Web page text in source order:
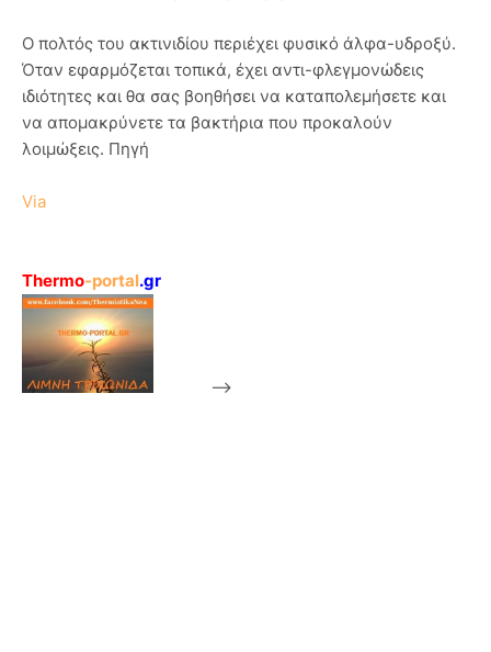
Ο πολτός του ακτινιδίου περιέχει φυσικό άλφα-υδροξύ.
Όταν εφαρμόζεται τοπικά, έχει αντι-φλεγμονώδεις
ιδιότητες και θα σας βοηθήσει να καταπολεμήσετε και
να απομακρύνετε τα βακτήρια που προκαλούν
λοιμώξεις. Πηγή
Via
Thermo-portal.gr
-->